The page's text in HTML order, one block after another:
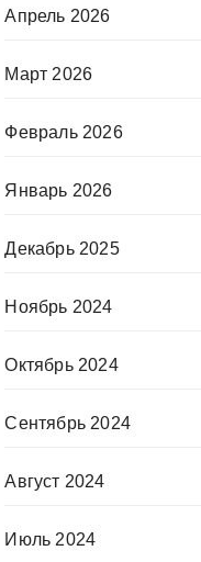
Апрель 2026
Март 2026
Февраль 2026
Январь 2026
Декабрь 2025
Ноябрь 2024
Октябрь 2024
Сентябрь 2024
Август 2024
Июль 2024